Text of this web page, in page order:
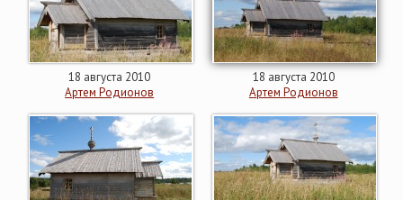
18 августа 2010
Артем Родионов
18 августа 2010
Артем Родионов